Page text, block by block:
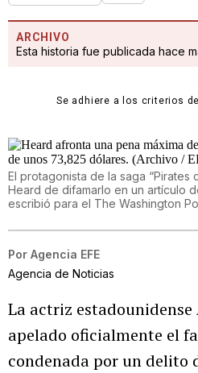
ARCHIVO
Esta historia fue publicada hace
Se adhiere a los criterios de
El protagonista de la saga “Pirates
Heard de difamarlo en un artículo
escribió para el The Washington
Por Agencia EFE
Agencia de Noticias
La actriz estadounidense
apelado oficialmente el
condenada por un delito